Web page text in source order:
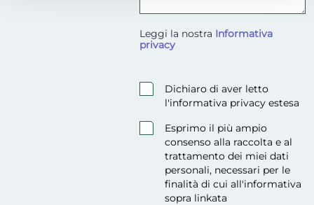
Leggi la nostra Informativa
privacy
<p>Leggi la nostra <strong><a
Dichiaro di aver letto
l'informativa privacy estesa
Esprimo il più ampio
consenso alla raccolta e al
trattamento dei miei dati
personali, necessari per le
finalità di cui all'informativa
sopra linkata